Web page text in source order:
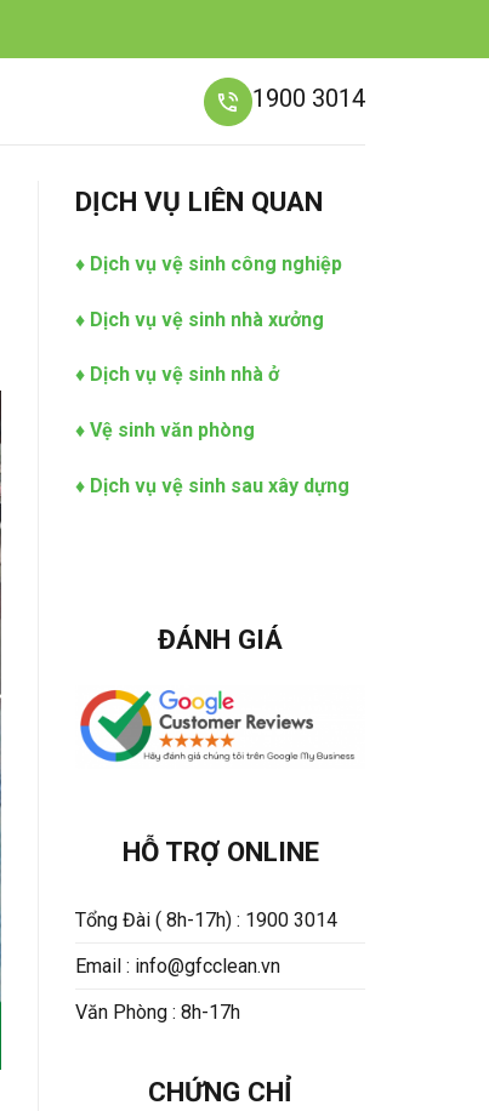
1900 3014
DỊCH VỤ LIÊN QUAN
♦ Dịch vụ vệ sinh công nghiệp
♦ Dịch vụ vệ sinh nhà xưởng
♦ Dịch vụ vệ sinh nhà ở
♦ Vệ sinh văn phòng
♦ Dịch vụ vệ sinh sau xây dựng
ĐÁNH GIÁ
HỖ TRỢ ONLINE
Tổng Đài ( 8h-17h) : 1900 3014
Email : info@gfcclean.vn
Văn Phòng : 8h-17h
CHỨNG CHỈ